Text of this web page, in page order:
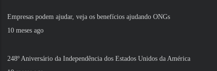
Empresas podem ajudar, veja os benefícios ajudando ONGs
10 meses ago
248º Aniversário da Independência dos Estados Unidos da América